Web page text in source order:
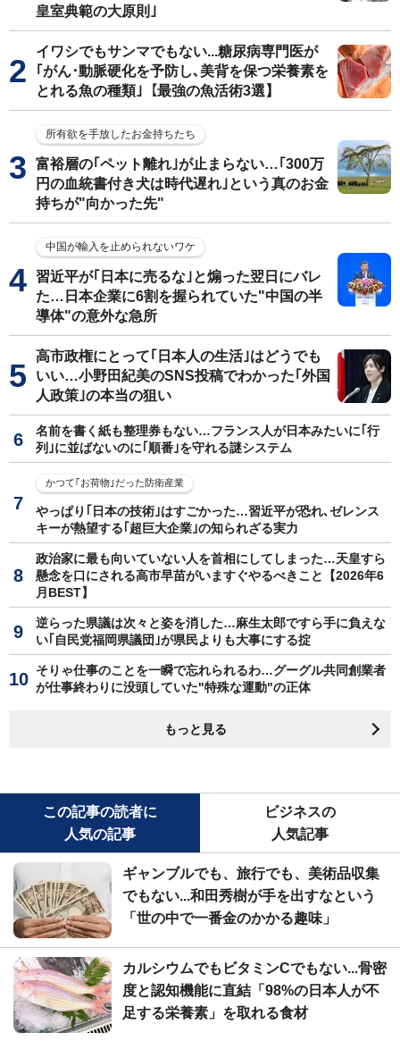
皇室典範の大原則｣
イワシでもサンマでもない...糖尿病専門医が
｢がん･動脈硬化を予防し､美背を保つ栄養素を
とれる魚の種類｣【最強の魚活術3選】
所有欲を手放したお金持ちたち
富裕層の｢ペット離れ｣が止まらない…｢300万
円の血統書付き犬は時代遅れ｣という真のお金
持ちが"向かった先"
中国が輸入を止められないワケ
習近平が｢日本に売るな｣と煽った翌日にバレ
た…日本企業に6割を握られていた"中国の半
導体"の意外な急所
高市政権にとって｢日本人の生活｣はどうでも
いい…小野田紀美のSNS投稿でわかった｢外国
人政策｣の本当の狙い
名前を書く紙も整理券もない…フランス人が日本みたいに｢行
列｣に並ばないのに｢順番｣を守れる謎システム
かつて｢お荷物｣だった防衛産業
やっぱり｢日本の技術｣はすごかった…習近平が恐れ､ゼレンス
キーが熱望する｢超巨大企業｣の知られざる実力
政治家に最も向いていない人を首相にしてしまった…天皇すら
懸念を口にされる高市早苗がいますぐやるべきこと【2026年6
月BEST】
逆らった県議は次々と姿を消した…麻生太郎ですら手に負えな
い｢自民党福岡県議団｣が県民よりも大事にする掟
そりゃ仕事のことを一瞬で忘れられるわ…グーグル共同創業者
が仕事終わりに没頭していた"特殊な運動"の正体
もっと見る
この記事の読者に
人気の記事
ビジネスの
人気記事
ギャンブルでも、旅行でも、美術品収集
でもない...和田秀樹が手を出すなという
「世の中で一番金のかかる趣味」
カルシウムでもビタミンCでもない...骨密
度と認知機能に直結「98%の日本人が不
足する栄養素」を取れる食材